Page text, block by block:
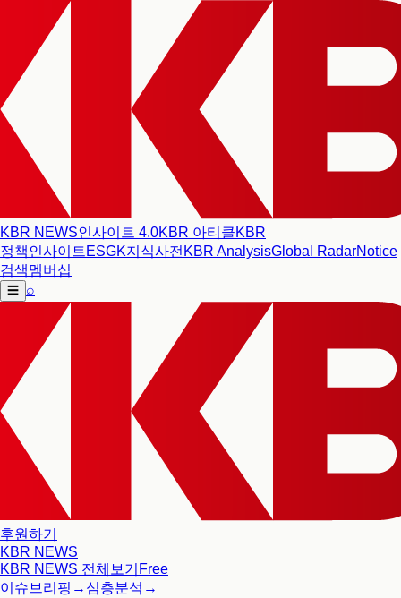
KBR NEWS인사이트 4.0KBR 아티클KBR
정책인사이트 ESGK지식사전 KBR AnalysisGlobal RadarNotice
검색멤버십
☰ ⌕
후원하기
KBR NEWS
KBR NEWS 전체보기 Free
이슈브리핑 → 심층분석 →